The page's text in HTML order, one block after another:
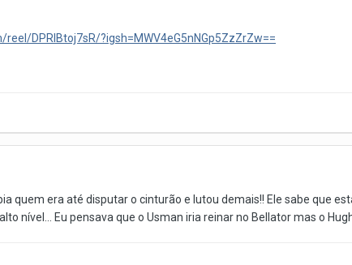
DPRlBtoj7sR/?igsh=MWV4eG5nNGp5ZzZrZw==
quem era até disputar o cinturão e lutou demais!! Ele sabe que
nível... Eu pensava que o Usman iria reinar no Bellator mas o